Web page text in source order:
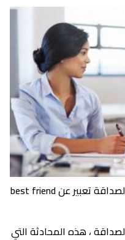
محادثة بين شخصين بالانجليزي عن الصداقة تعبير عن best friend
، هذه المحادثة التي